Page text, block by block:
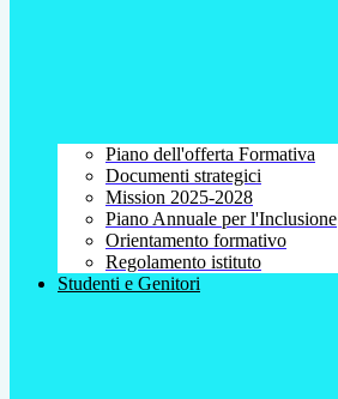
Piano dell'offerta Formativa
Documenti strategici
Mission 2025-2028
Piano Annuale per l'Inclusione
Orientamento formativo
Regolamento istituto
Studenti e Genitori